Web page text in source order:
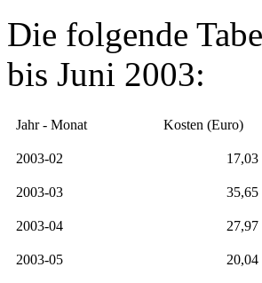
Die folgende
bis Juni 2003:
Jahr - Monat Kosten (Euro)
2003-02 17,03
2003-03 35,65
2003-04 27,97
2003-05 20,04